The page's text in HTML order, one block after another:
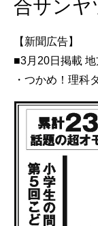
合サンヤ
【新聞広告】
■3月20日掲載
・つかめ！理科